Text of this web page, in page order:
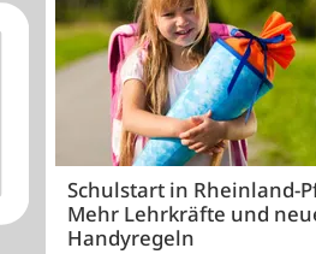
Schulstart in Rheinland-
Mehr Lehrkräfte und
Handyregeln